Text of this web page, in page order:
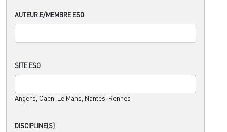
AUTEUR.E/MEMBRE ESO
SITE ESO
Angers, Caen, Le Mans, Nantes, Rennes
DISCIPLINE(S)